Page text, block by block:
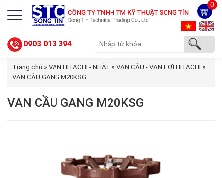
0
0903 013 394
Trang chủ » VAN HITACHI - NHẬT » VAN CẦU - VAN HƠI HITACHI »
VAN CẦU GANG M20KSG
VAN CẦU GANG M20KSG